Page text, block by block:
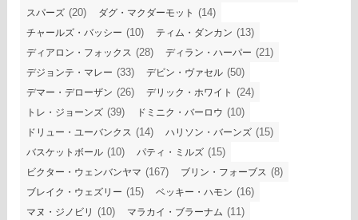
スパーズ (20) ダグ・マクダーモット (14)
チャールズ・バッシー (10) ティム・ダンカン (13)
ディアロン・フォックス (28) ディラン・ハーパー (21)
デジョンテ・マレー (33) デビン・ヴァセル (50)
デマー・デローザン (26) デリック・ホワイト (24)
トレ・ジョーンズ (39) ドミニク・バーロウ (10)
ドリュー・ユーバンクス (14) ハリソン・バーンズ (15)
バスケットボール (10) パティ・ミルズ (15)
ビクター・ウェンバンヤマ (167) ブリン・フォーブス (8)
ブレイク・ウェズリー (15) ベッキー・ハモン (16)
マヌ・ジノビリ (10) マラカイ・ブラーナム (11)